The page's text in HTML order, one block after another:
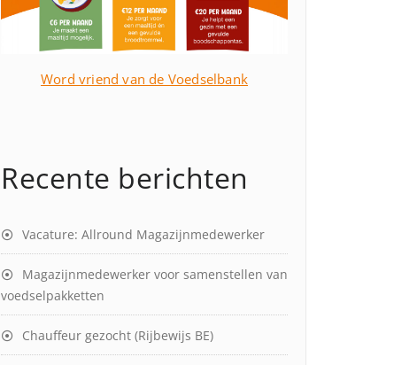
Word vriend van de Voedselbank
Recente berichten
Vacature: Allround Magazijnmedewerker
Magazijnmedewerker voor samenstellen van
voedselpakketten
Chauffeur gezocht (Rijbewijs BE)